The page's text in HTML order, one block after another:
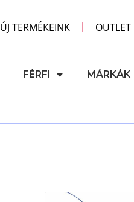
ÚJ TERMÉKEINK OUTLET
FÉRFI MÁRKÁK